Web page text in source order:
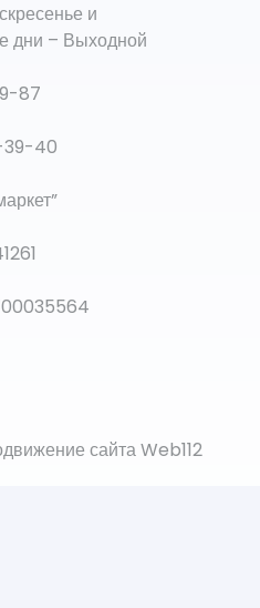
и
дни – Выходной
87
39-40
сайта Web112